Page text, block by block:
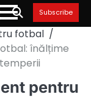
Subscribe
fotbal
înălțime
pentru